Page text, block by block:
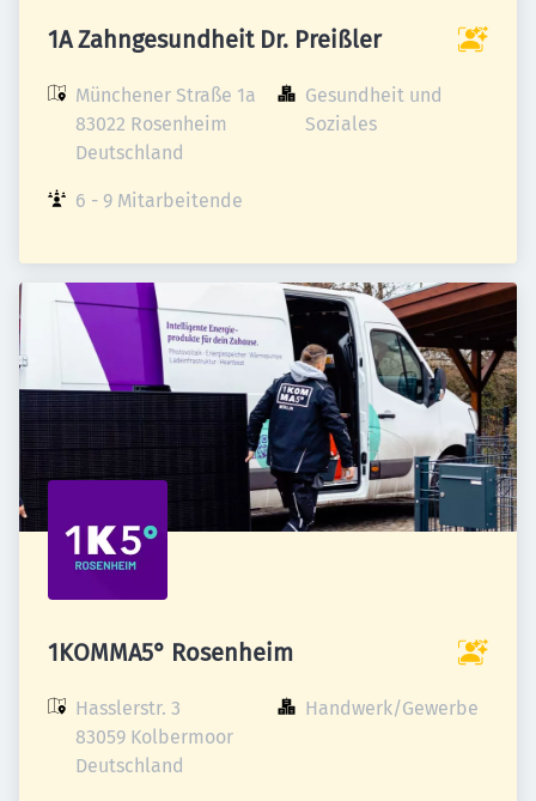
1A Zahngesundheit Dr. Preißler
Münchener Straße 1a
83022 Rosenheim
Deutschland
Gesundheit und
Soziales
6 - 9 Mitarbeitende
1KOMMA5° Rosenheim
Hasslerstr. 3
83059 Kolbermoor
Deutschland
Handwerk/Gewerbe